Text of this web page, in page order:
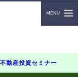
不動産投資セミナー